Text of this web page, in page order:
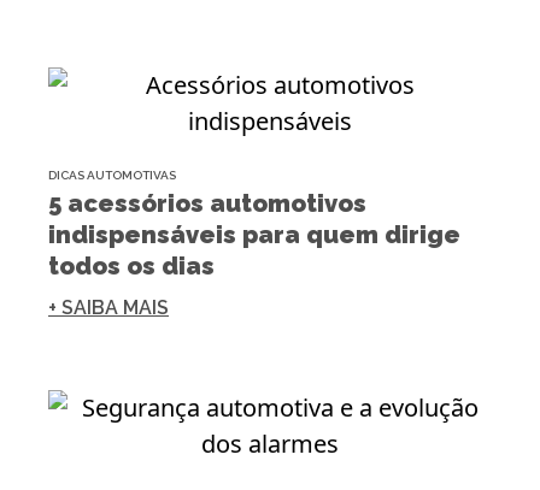
DICAS AUTOMOTIVAS
5 acessórios automotivos
indispensáveis para quem dirige
todos os dias
+ SAIBA MAIS